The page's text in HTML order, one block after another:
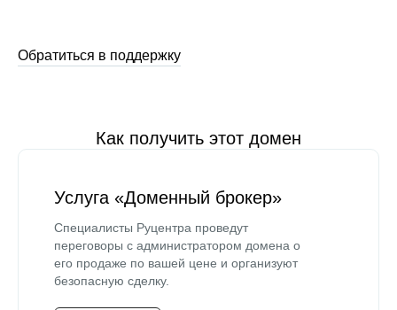
Обратиться в поддержку
Как получить этот домен
Услуга «Доменный брокер»
Специалисты Руцентра проведут
переговоры с администратором домена о
его продаже по вашей цене и организуют
безопасную сделку.